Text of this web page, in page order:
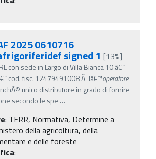
2025 0610716
signed 1 [13%]
con sede in Largo di Villa Bianca 10 â€“
cod. fisc. 12479491008 Ã¨ lâ€™operatore
unico distributore in grado di fornire
secondo le spe …
: TERR, Normativa, Determine a
della agricoltura, della
e delle foreste
: